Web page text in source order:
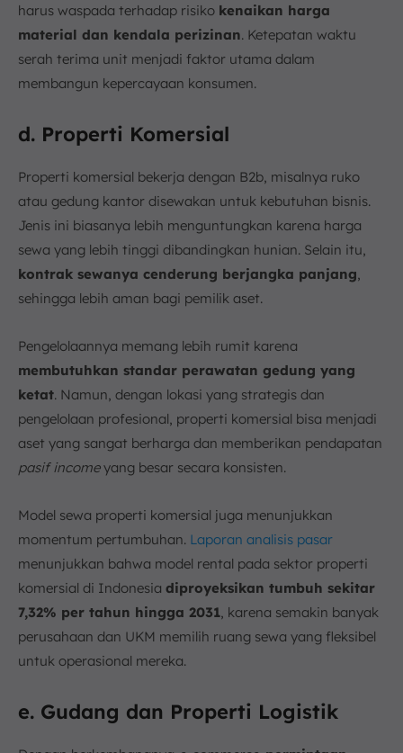
harus waspada terhadap risiko kenaikan harga
material dan kendala perizinan. Ketepatan waktu
serah terima unit menjadi faktor utama dalam
membangun kepercayaan konsumen.
d. Properti Komersial
Properti komersial bekerja dengan B2b, misalnya ruko
atau gedung kantor disewakan untuk kebutuhan bisnis.
Jenis ini biasanya lebih menguntungkan karena harga
sewa yang lebih tinggi dibandingkan hunian. Selain itu,
kontrak sewanya cenderung berjangka panjang
sehingga lebih aman bagi pemilik aset.
Pengelolaannya memang lebih rumit karena
membutuhkan standar perawatan gedung yang
ketat. Namun, dengan lokasi yang strategis dan
pengelolaan profesional, properti komersial bisa menjadi
aset yang sangat berharga dan memberikan pendapatan
pasif incomeyang besar secara konsisten.
Model sewa properti komersial juga menunjukkan
momentum pertumbuhan. Laporan analisis pasar
menunjukkan bahwa model rental pada sektor properti
komersial di Indonesia diproyeksikan tumbuh sekitar
7,32% per tahun hingga 2031 , karena semakin banyak
perusahaan dan UKM memilih ruang sewa yang fleksibel
untuk operasional mereka.
e. Gudang dan Properti Logistik